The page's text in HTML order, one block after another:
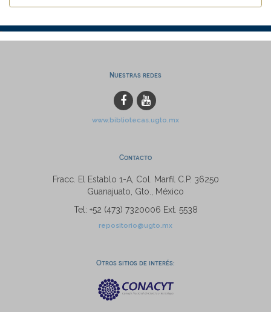
Nuestras redes
www.bibliotecas.ugto.mx
Contacto
Fracc. El Establo 1-A, Col. Marfil C.P. 36250
Guanajuato, Gto., México
Tel: +52 (473) 7320006 Ext. 5538
repositorio@ugto.mx
Otros sitios de interés: